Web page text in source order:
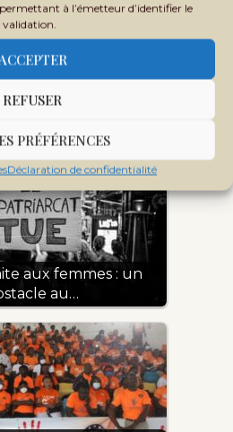
à l’émetteur d’identifier le
validation.
REFUSER
PRÉFÉRENCES
Déclaration de confidentialité
coronavirus : voilà les
facteurs…
aux femmes : un
au…